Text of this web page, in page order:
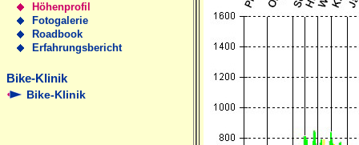
Höhenprofil
Fotogalerie
Roadbook
Erfahrungsbericht
Bike-Klinik
Bike-Klinik